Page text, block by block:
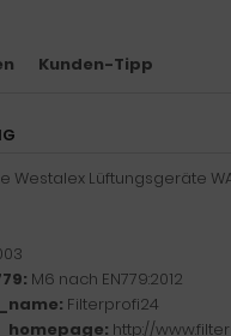
Kunden-Tipp
Westalex Lüftungsgeräte
M6 nach EN779:2012
Filterprofi24
http://